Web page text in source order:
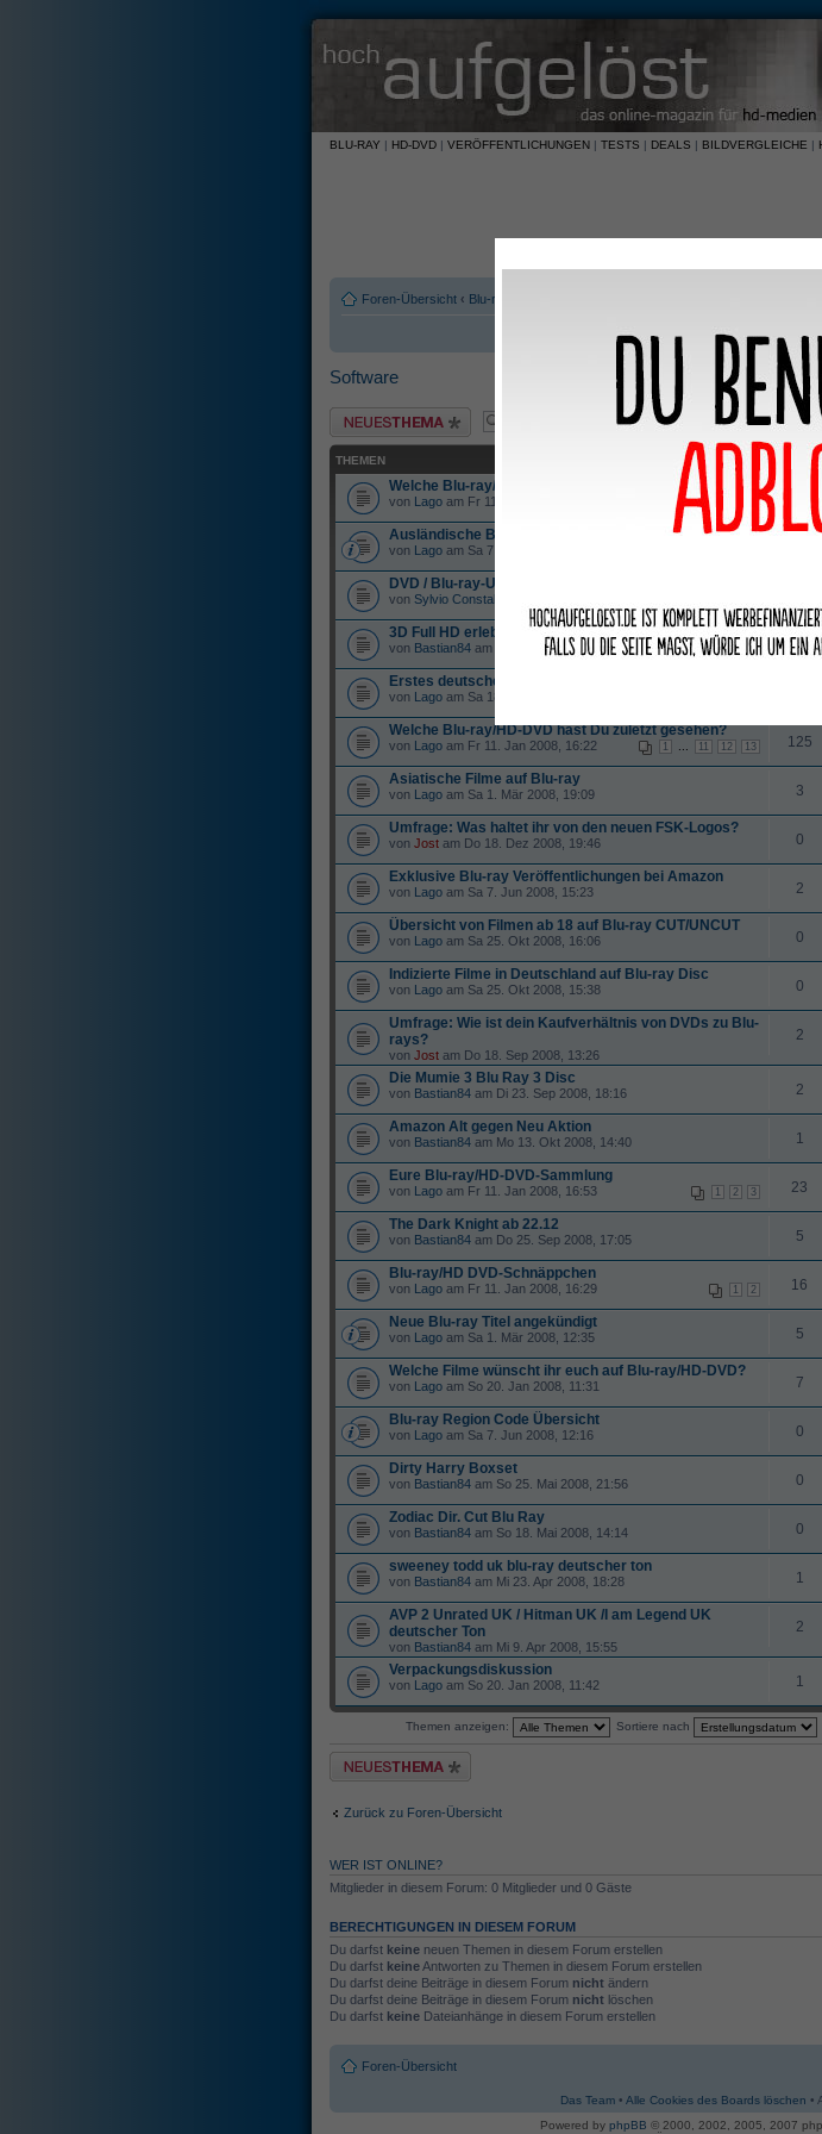
BLU-RAY | HD-DVD | VERÖFFENTLICHUNGEN | TESTS | DEALS | BILDVERGLEICHE |
Foren-Übersicht ‹ Blu-ray und HD-DVD
Software
Neues Thema erstellen
THEMEN ANTW.
Welche Blu-ray/HD-DVD hast Du zuletzt gekauft?
... 11
von Lago am Fr 11. Jan 2008, 16:24
Ausländische Blu-ray Discs mit deutschen Ton
von Lago am Sa 7. Jun 2008, 11:59
DVD / Blu-ray-Umsattelung?
von Sylvio Constabel
3D Full HD erlebt!!!
von Bastian84 am Sa 17. Okt 2009, 17:20 0
Erstes deutsches Blu-ray Magazin
von Lago am Sa 18. Okt 2008, 17:58
Welche Blu-ray/HD-DVD hast Du zuletzt gesehen?
1 11 12 13
von Lago am Fr 11. Jan 2008, 16:22 125
Asiatische Filme auf Blu-ray
von Lago am Sa 1. Mär 2008, 19:09 3
Umfrage: Was haltet ihr von den neuen FSK-Logos?
von Jost am Do 18. Dez 2008, 19:46 0
Exklusive Blu-ray Veröffentlichungen bei Amazon
von Lago am Sa 7. Jun 2008, 15:23 2
Übersicht von Filmen ab 18 auf Blu-ray CUT/UNCUT
von Lago am Sa 25. Okt 2008, 16:06 0
Indizierte Filme in Deutschland auf Blu-ray Disc
von Lago am Sa 25. Okt 2008, 15:38 0
Umfrage: Wie ist dein Kaufverhältnis von DVDs zu Blu-
rays?
von Jost am Do 18. Sep 2008, 13:26
2
Die Mumie 3 Blu Ray 3 Disc
von Bastian84 am Di 23. Sep 2008, 18:16 2
Amazon Alt gegen Neu Aktion
von Bastian84 am Mo 13. Okt 2008, 14:40 1
Eure Blu-ray/HD-DVD-Sammlung
1 2 3
von Lago am Fr 11. Jan 2008, 16:53 23
The Dark Knight ab 22.12
von Bastian84 am Do 25. Sep 2008, 17:05 5
Blu-ray/HD DVD-Schnäppchen
1 2
von Lago am Fr 11. Jan 2008, 16:29 16
Neue Blu-ray Titel angekündigt
von Lago am Sa 1. Mär 2008, 12:35 5
Welche Filme wünscht ihr euch auf Blu-ray/HD-DVD?
von Lago am So 20. Jan 2008, 11:31 7
Blu-ray Region Code Übersicht
von Lago am Sa 7. Jun 2008, 12:16 0
Dirty Harry Boxset
von Bastian84 am So 25. Mai 2008, 21:56 0
Zodiac Dir. Cut Blu Ray
von Bastian84 am So 18. Mai 2008, 14:14 0
sweeney todd uk blu-ray deutscher ton
von Bastian84 am Mi 23. Apr 2008, 18:28 1
AVP 2 Unrated UK / Hitman UK /I am Legend UK
deutscher Ton
von Bastian84 am Mi 9. Apr 2008, 15:55
2
Verpackungsdiskussion
von Lago am So 20. Jan 2008, 11:42 1
Themen anzeigen: Sortiere nach
Neues Thema erstellen
Zurück zu Foren-Übersicht
WER IST ONLINE?
Mitglieder in diesem Forum: 0 Mitglieder und 0 Gäste
BERECHTIGUNGEN IN DIESEM FORUM
Du darfst keine neuen Themen in diesem Forum erstellen
Du darfst keineAntworten zu Themen in diesem Forum erstellen
Du darfst deine Beiträge in diesem Forum nicht ändern
Du darfst deine Beiträge in diesem Forum nicht löschen
Du darfst keine Dateianhänge in diesem Forum erstellen
Foren-Übersicht
Das Team • Alle Cookies des Boards löschen •
Powered by phpBB © 2000, 2002, 2005, 2007